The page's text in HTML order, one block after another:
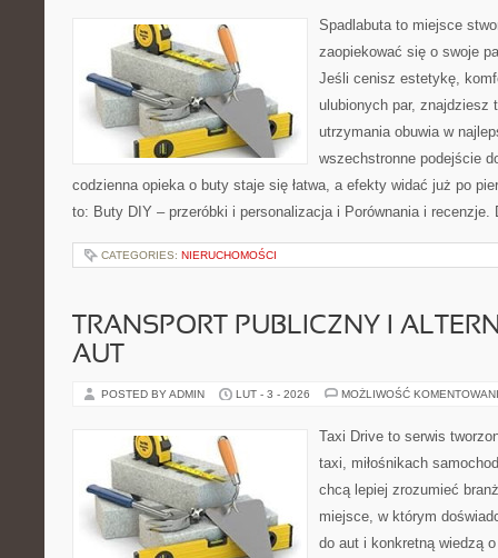
Spadlabuta to miejsce
zaopiekować się o swoje
Jeśli cenisz estetykę,
ulubionych par, znajdziesz
utrzymania obuwia w
wszechstronne podejście
codzienna opieka o buty staje się łatwa, a efekty widać już po
to: Buty DIY – przeróbki i personalizacja i Porównania i
CATEGORIES: NIERUCHOMOŚCI
TRANSPORT PUBLICZNY I
AUT
POSTED BY ADMIN LUT - 3 - 2026 MOŻLIWOŚĆ
Taxi Drive to serwis
taxi, miłośnikach
chcą lepiej zrozumieć
miejsce, w którym
do aut i konkretną wiedzą